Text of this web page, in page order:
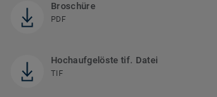
Broschüre
PDF
Hochaufgelöste tif. Datei
TIF